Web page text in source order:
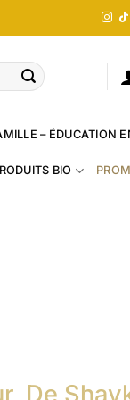
– ÉDUCATION
BIO